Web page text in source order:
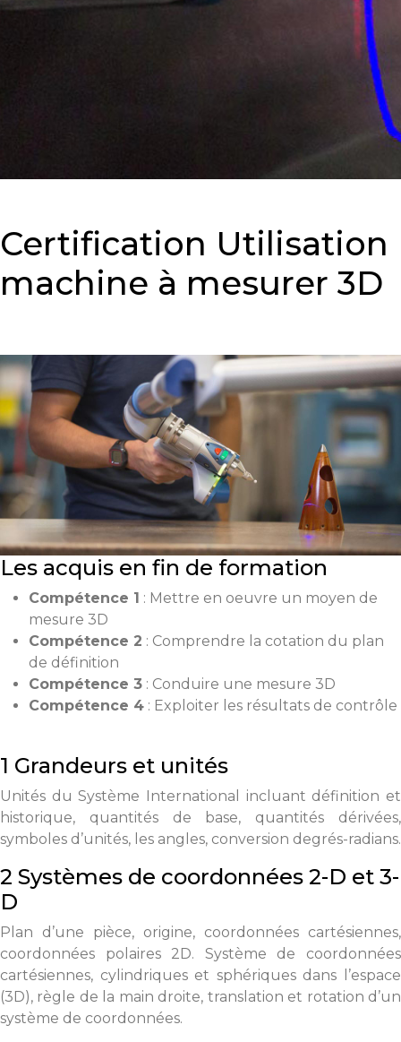
Certification Utilisation
machine à mesurer 3D
Les acquis en fin de formation
Compétence 1 : Mettre en oeuvre un moyen de
mesure 3D
Compétence 2 : Comprendre la cotation du plan
de définition
Compétence 3 : Conduire une mesure 3D
Compétence 4 : Exploiter les résultats de contrôle
1 Grandeurs et unités
Unités du Système International incluant définition et
historique, quantités de base, quantités dérivées,
symboles d’unités, les angles, conversion degrés-radians.
2 Systèmes de coordonnées 2-D et 3-
D
Plan d’une pièce, origine, coordonnées cartésiennes,
coordonnées polaires 2D. Système de coordonnées
cartésiennes, cylindriques et sphériques dans l’espace
(3D), règle de la main droite, translation et rotation d’un
système de coordonnées.